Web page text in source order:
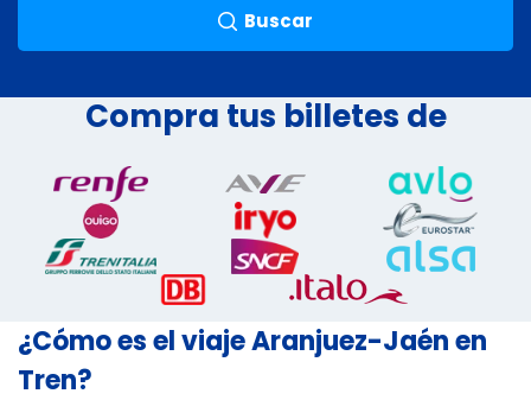
Buscar
Compra tus billetes de
¿Cómo es el viaje Aranjuez-Jaén en
Tren?